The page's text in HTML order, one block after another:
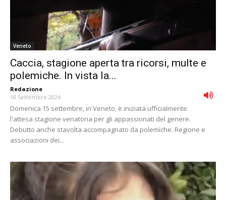
Veneto
Caccia, stagione aperta tra ricorsi, multe e
polemiche. In vista la...
Redazione -
18 Settembre 2024
Domenica 15 settembre, in Veneto, è iniziata ufficialmente
l'attesa stagione venatoria per gli appassionati del genere.
Debutto anche stavolta accompagnato da polemiche. Regione e
associazioni dei...